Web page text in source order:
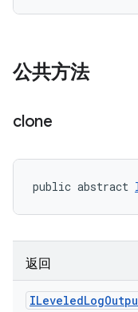
公共方法
clone
public abstract
返回
ILeveledLog